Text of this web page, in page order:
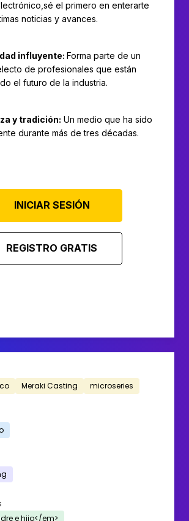
el primero en enterarte
noticias y avances.
influyente: Forma parte de un
de profesionales que están
el futuro de la industria.
y tradición: Un medio que ha sido
durante más de tres décadas.
INICIAR SESIÓN
REGISTRO GRATIS
Meraki Casting microseries
e hijo</em>